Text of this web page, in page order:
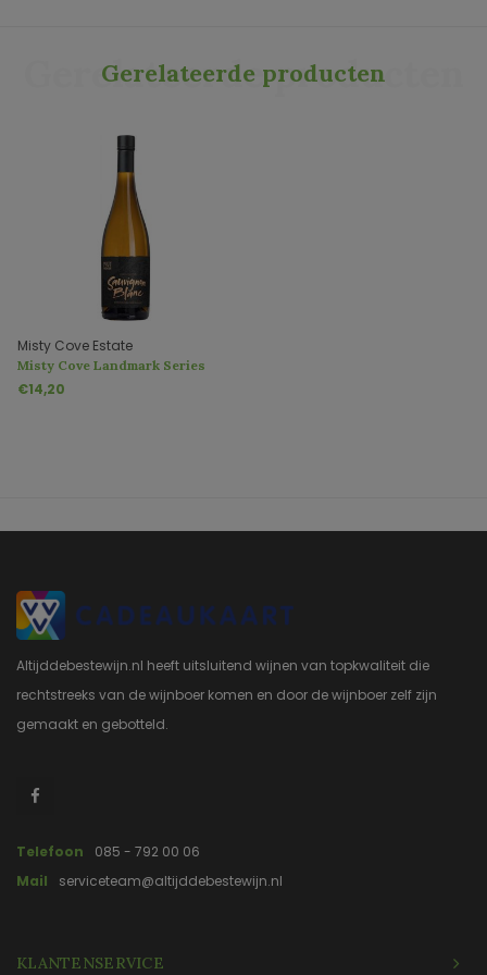
Gerelateerde producten
Gerelateerde producten
Misty Cove Estate
Misty Cove Landmark Series
Sauvignon Blanc
€14,20
Altijddebestewijn.nl heeft uitsluitend wijnen van topkwaliteit die
rechtstreeks van de wijnboer komen en door de wijnboer zelf zijn
gemaakt en gebotteld.
Telefoon
085 - 792 00 06
Mail
serviceteam@altijddebestewijn.nl
KLANTENSERVICE